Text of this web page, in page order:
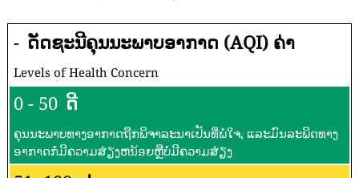
- ດັດຊະນີຄຸນນະພາບອາກາດ (AQI) ຄ່າ
Levels of Health Concern
0 - 50 ດີ
ຄຸນນະພາບທາງອາກາດຖືກພິຈາລະນາເປັນທີ່ພໍໃຈ, ແລະມົນລະພິດທາງ
ອາກາດກໍ່ມີຄວາມສ່ຽງຫນ້ອຍຫຼືບໍ່ມີຄວາມສ່ຽງ